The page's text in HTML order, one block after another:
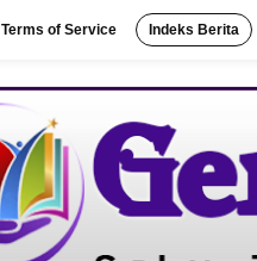
Terms of Service Indeks Berita